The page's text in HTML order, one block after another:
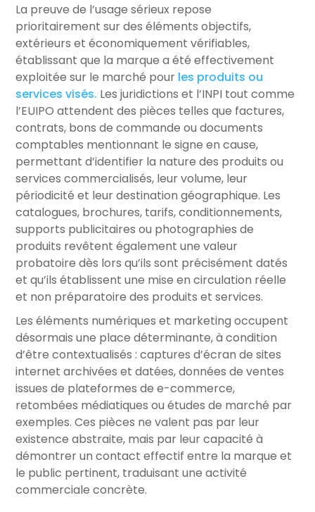
La preuve de l’usage sérieux repose
prioritairement sur des éléments objectifs,
extérieurs et économiquement vérifiables,
établissant que la marque a été effectivement
exploitée sur le marché pour les produits ou
services visés. Les juridictions et l’INPI tout comme
l’EUIPO attendent des pièces telles que factures,
contrats, bons de commande ou documents
comptables mentionnant le signe en cause,
permettant d’identifier la nature des produits ou
services commercialisés, leur volume, leur
périodicité et leur destination géographique. Les
catalogues, brochures, tarifs, conditionnements,
supports publicitaires ou photographies de
produits revêtent également une valeur
probatoire dès lors qu’ils sont précisément datés
et qu’ils établissent une mise en circulation réelle
et non préparatoire des produits et services.
Les éléments numériques et marketing occupent
désormais une place déterminante, à condition
d’être contextualisés : captures d’écran de sites
internet archivées et datées, données de ventes
issues de plateformes de e-commerce,
retombées médiatiques ou études de marché par
exemples. Ces pièces ne valent pas par leur
existence abstraite, mais par leur capacité à
démontrer un contact effectif entre la marque et
le public pertinent, traduisant une activité
commerciale concrète.